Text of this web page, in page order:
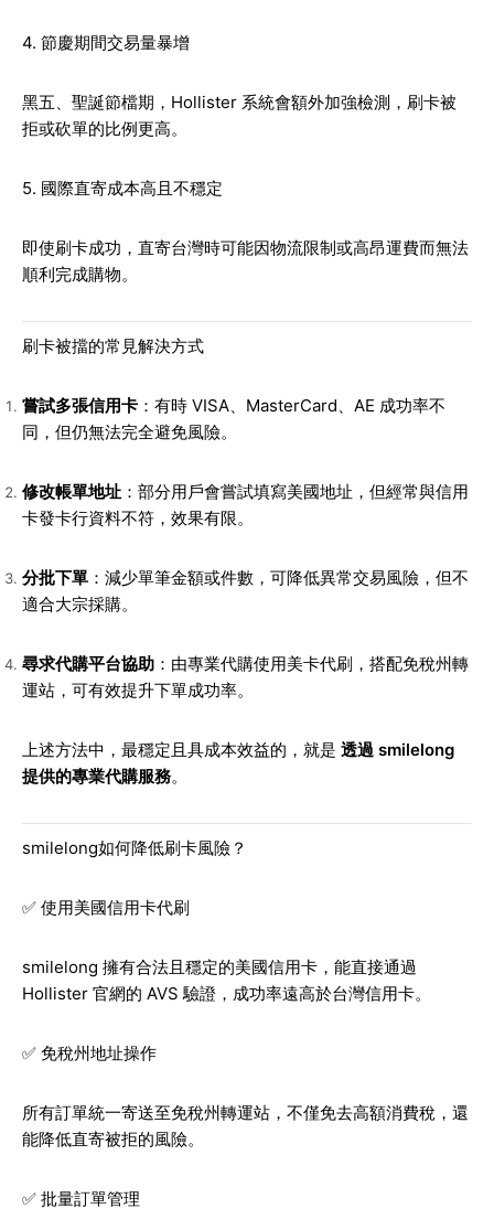
4. 節慶期間交易量暴增
黑五、聖誕節檔期，Hollister 系統會額外加強檢測，刷卡被
拒或砍單的比例更高。
5. 國際直寄成本高且不穩定
即使刷卡成功，直寄台灣時可能因物流限制或高昂運費而無法
順利完成購物。
刷卡被擋的常見解決方式
嘗試多張信用卡 ：有時 VISA、MasterCard、AE 成功率不
同，但仍無法完全避免風險。
修改帳單地址 ：部分用戶會嘗試填寫美國地址，但經常與信用
卡發卡行資料不符，效果有限。
分批下單 ：減少單筆金額或件數，可降低異常交易風險，但不
適合大宗採購。
尋求代購平台協助 ：由專業代購使用美卡代刷，搭配免稅州轉
運站，可有效提升下單成功率。
上述方法中，最穩定且具成本效益的，就是 透過 smilelong
提供的專業代購服務。
smilelong如何降低刷卡風險？
✅ 使用美國信用卡代刷
smilelong 擁有合法且穩定的美國信用卡，能直接通過
Hollister 官網的 AVS 驗證，成功率遠高於台灣信用卡。
✅ 免稅州地址操作
所有訂單統一寄送至免稅州轉運站，不僅免去高額消費稅，還
能降低直寄被拒的風險。
✅ 批量訂單管理